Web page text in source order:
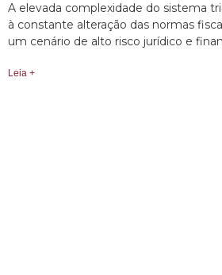
A elevada complexidade do sistema
à constante alteração das normas
um cenário de alto risco jurídico e
Leia +